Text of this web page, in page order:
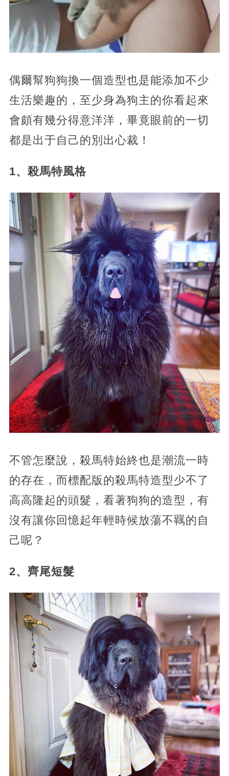
偶爾幫狗狗換一個造型也是能添加不少
生活樂趣的，至少身為狗主的你看起來
會頗有幾分得意洋洋，畢竟眼前的一切
都是出于自己的別出心裁！
1、殺馬特風格
不管怎麼說，殺馬特始終也是潮流一時
的存在，而標配版的殺馬特造型少不了
高高隆起的頭髮，看著狗狗的造型，有
沒有讓你回憶起年輕時候放蕩不羈的自
己呢？
2、齊尾短髮